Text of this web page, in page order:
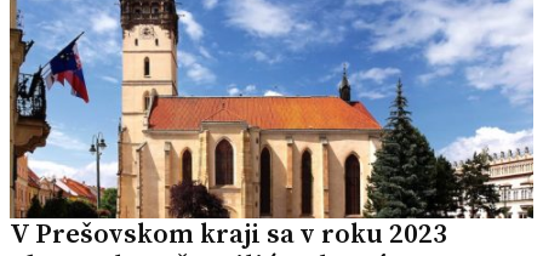
V Prešovskom kraji sa v roku 2023